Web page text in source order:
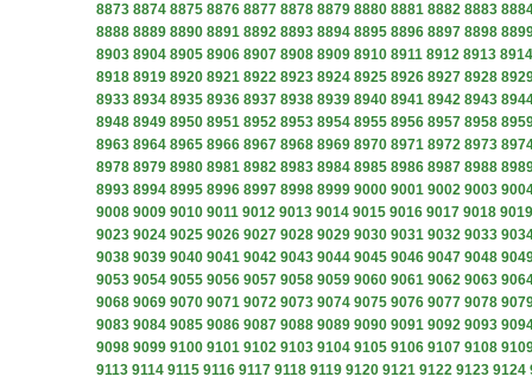
8873 8874 8875 8876 8877 8878 8879 8880 8881 8882 8883
8888 8889 8890 8891 8892 8893 8894 8895 8896 8897 8898
8903 8904 8905 8906 8907 8908 8909 8910 8911 8912 8913 8914
8918 8919 8920 8921 8922 8923 8924 8925 8926 8927 8928
8933 8934 8935 8936 8937 8938 8939 8940 8941 8942 8943
8948 8949 8950 8951 8952 8953 8954 8955 8956 8957 8958
8963 8964 8965 8966 8967 8968 8969 8970 8971 8972 8973
8978 8979 8980 8981 8982 8983 8984 8985 8986 8987 8988
8993 8994 8995 8996 8997 8998 8999 9000 9001 9002 9003
9008 9009 9010 9011 9012 9013 9014 9015 9016 9017 9018 9019
9023 9024 9025 9026 9027 9028 9029 9030 9031 9032 9033
9038 9039 9040 9041 9042 9043 9044 9045 9046 9047 9048
9053 9054 9055 9056 9057 9058 9059 9060 9061 9062 9063
9068 9069 9070 9071 9072 9073 9074 9075 9076 9077 9078
9083 9084 9085 9086 9087 9088 9089 9090 9091 9092 9093
9098 9099 9100 9101 9102 9103 9104 9105 9106 9107 9108
9113 9114 9115 9116 9117 9118 9119 9120 9121 9122 9123 9124